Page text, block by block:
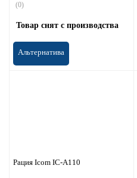
(0)
Товар снят с производства
Альтернатива
Рация Icom IC-A110